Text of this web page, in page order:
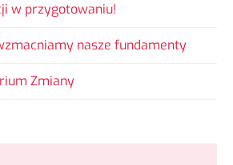
w przygotowaniu!
nasze fundamenty
Zmiany